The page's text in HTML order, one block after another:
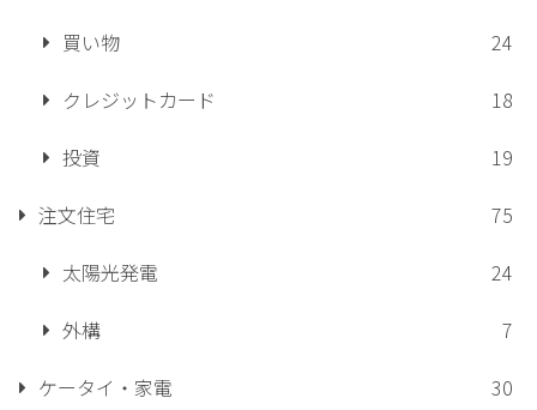
買い物
24
クレジットカード
18
投資
19
注文住宅
75
太陽光発電
24
外構
7
ケータイ・家電
30